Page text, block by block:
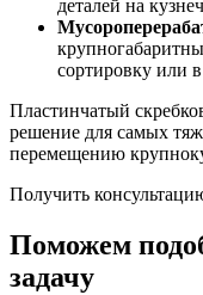
деталей на
сортировку или
Пластинчатый
решение для самых
перемещению
Получить
Поможем
задачу